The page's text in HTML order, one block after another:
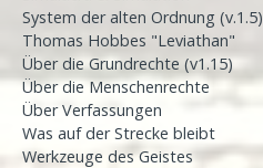
System der alten Ordnung (v.1.5)
Thomas Hobbes "Leviathan"
Über die Grundrechte (v1.15)
Über die Menschenrechte
Über Verfassungen
Was auf der Strecke bleibt
Werkzeuge des Geistes